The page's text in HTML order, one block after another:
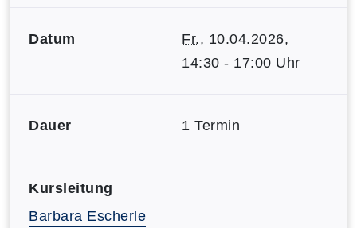
Datum Fr., 10.04.2026,
14:30 - 17:00 Uhr
Dauer 1 Termin
Kursleitung
Barbara Escherle